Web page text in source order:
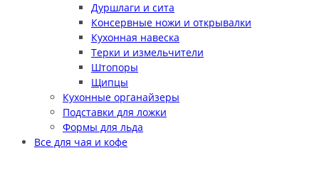
Дуршлаги и сита
Консервные ножи и открывалки
Кухонная навеска
Терки и измельчители
Штопоры
Щипцы
Кухонные органайзеры
Подставки для ложки
Формы для льда
Все для чая и кофе